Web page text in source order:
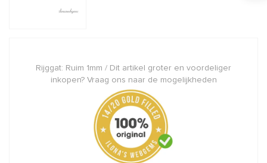
Rijggat: Ruim 1mm / Dit artikel groter en voordeliger
inkopen? Vraag ons naar de mogelijkheden